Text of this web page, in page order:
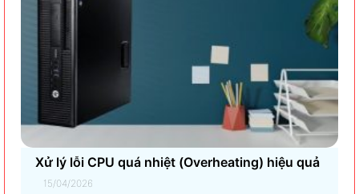
Xử lý lỗi CPU quá nhiệt (Overheating) hiệu quả
15/04/2026